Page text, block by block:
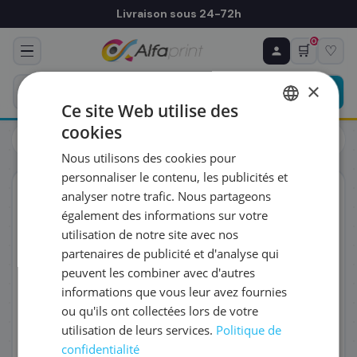
Livraison sous 24-72h
🛒
0
♡
Cartouches
Canon
ORIGINAL
♻ COMMANDE RÉCURRENTE
Prévoyez & économisez
Programmez votre prochain achat — notre équipe
vous prépare un devis personnalisé
RÉFÉRENCE DU PRODUIT
FRÉQUENCE
QUANTITÉ PAR LIVRAISON
DATE DE PREMIÈRE LIVRAISON SOUHAITÉE
×
Ce site Web utilise des
cookies
Nous utilisons des cookies pour
personnaliser le contenu, les publicités et
analyser notre trafic. Nous partageons
également des informations sur votre
utilisation de notre site avec nos
partenaires de publicité et d'analyse qui
peuvent les combiner avec d'autres
informations que vous leur avez fournies
ou qu'ils ont collectées lors de votre
utilisation de leurs services. Politique de
confidentialité